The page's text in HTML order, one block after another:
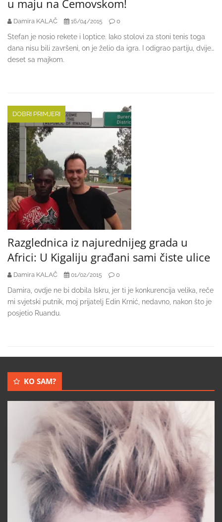
u maju na Ćemovskom!
Damira KALAČ 16/04/2015 0
Stefan je nosio rekete i loptice. Iako stolovi za stoni tenis toga
dana nisu bili završeni, on je želio da igra. I odigrao partiju, dvije…
deset sa majkom.
DOBRI PRIMJERI
Razglednica iz najurednijeg grada u
Africi: U Kigaliju građani sami čiste ulice
Damira KALAČ 01/02/2015 0
Damira, ovdje ne bi dobila Iskru, jer ti je konkurencija velika, reče
mi svjetski putnik, moj prijatelj Edin Krnić, nedavno, nakon što je
posjetio Ruandu.
KO SAM?